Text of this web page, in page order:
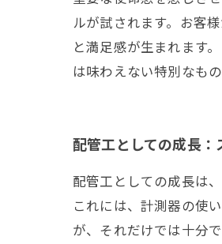
ルが試されます。お客
と満足感が生まれます
は味わえない特別なも
配管工としての成長
配管工としての成長は
これには、計測器の使
が、それだけでは十分